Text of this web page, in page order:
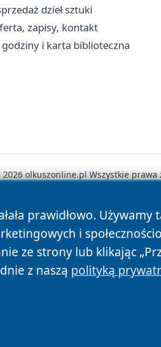
dzieł sztuki
zapisy, kontakt
i karta biblioteczna
prawidłowo.
i
ze strony lub klikając
z naszą polityką
olkuszonline.pl Wszystkie prawa
Polityka Prywatności